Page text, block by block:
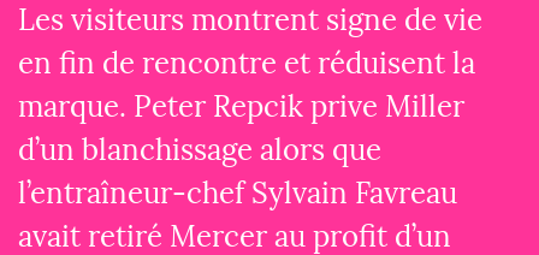
Les visiteurs montrent signe de vie
en fin de rencontre et réduisent la
marque. Peter Repcik prive Miller
d’un blanchissage alors que
l’entraîneur-chef Sylvain Favreau
avait retiré Mercer au profit d’un